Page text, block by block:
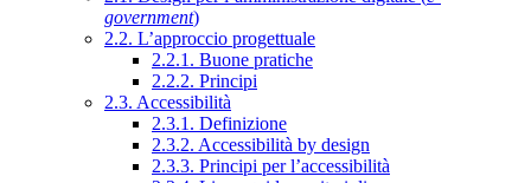
government)
2.2. L’approccio progettuale
2.2.1. Buone pratiche
2.2.2. Principi
2.3. Accessibilità
2.3.1. Definizione
2.3.2. Accessibilità by design
2.3.3. Principi per l’accessibilità